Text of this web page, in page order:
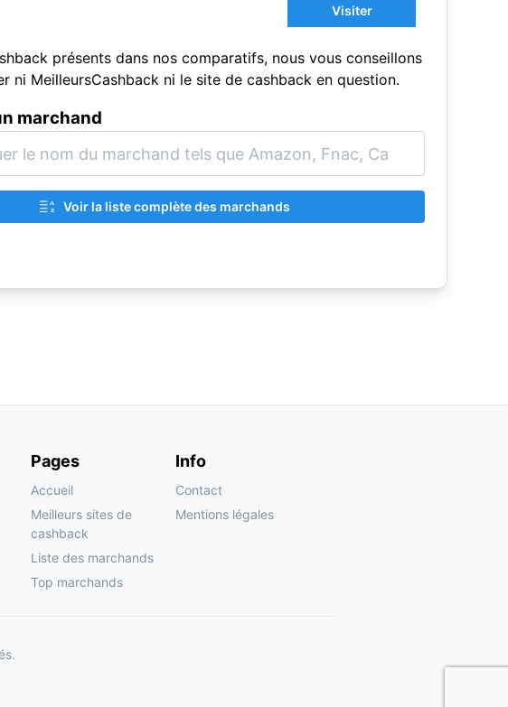
Visiter
présents dans nos comparatifs, nous vous conseillons
MeilleursCashback ni le site de cashback en question.
marchand
A
Z
Voir la liste complète des marchands
Pages
Accueil
Meilleurs sites de
cashback
Liste des marchands
Top marchands
Info
Contact
Mentions légales